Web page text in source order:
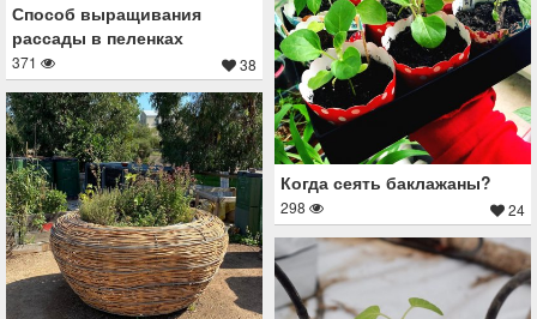
Способ выращивания
рассады в пеленках
371 38
Когда сеять баклажаны?
298 24